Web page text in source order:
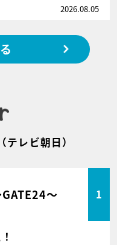
2026.08.05
（テレビ朝日）
～ 1